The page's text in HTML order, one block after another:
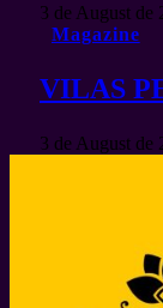
3 de August de
Magazine
VILAS
3 de August de